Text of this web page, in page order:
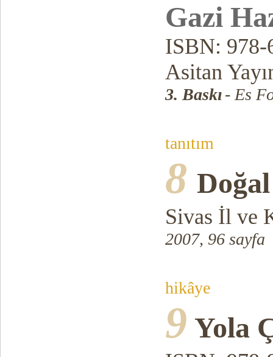
Gazi
ISBN: 978-
Asitan
3. Baskı- Es
tanıtım
8
Sivas İl ve
2007, 96 sayfa
hikâye
9 Yola